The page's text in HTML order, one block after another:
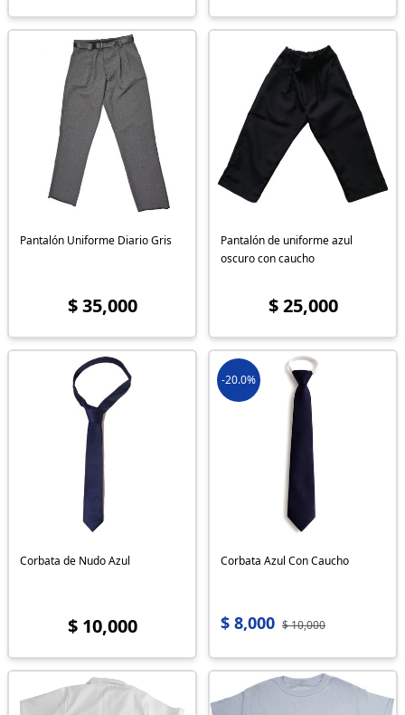
Pantalón Uniforme Diario Gris
$ 35,000
Pantalón de uniforme azul
oscuro con caucho
$ 25,000
Corbata de Nudo Azul
$ 10,000
-20.0%
Corbata Azul Con Caucho
$ 8,000 $ 10,000